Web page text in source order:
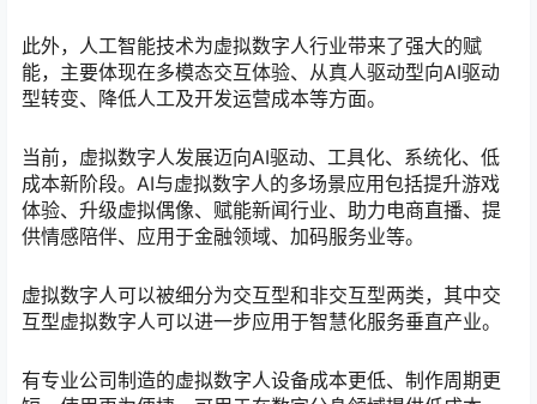
此外，人工智能技术为虚拟数字人行业带来了强大的赋
能，主要体现在多模态交互体验、从真人驱动型向AI驱动
型转变、降低人工及开发运营成本等方面。
当前，虚拟数字人发展迈向AI驱动、工具化、系统化、低
成本新阶段。AI与虚拟数字人的多场景应用包括提升游戏
体验、升级虚拟偶像、赋能新闻行业、助力电商直播、提
供情感陪伴、应用于金融领域、加码服务业等。
虚拟数字人可以被细分为交互型和非交互型两类，其中交
互型虚拟数字人可以进一步应用于智慧化服务垂直产业。
有专业公司制造的虚拟数字人设备成本更低、制作周期更